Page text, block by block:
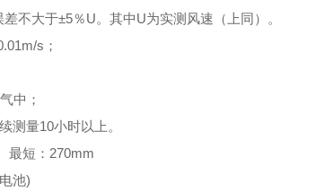
不大于±5％U。其中U为实测风速（上同）。
s；
中；
量10小时以上。
短：270mm
池)